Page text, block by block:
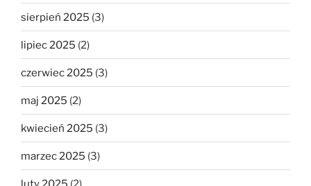
sierpień 2025 (3)
lipiec 2025 (2)
czerwiec 2025 (3)
maj 2025 (2)
kwiecień 2025 (3)
marzec 2025 (3)